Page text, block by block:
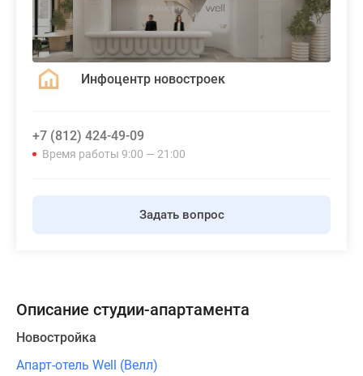
Инфоцентр новостроек
+7 (812) 424-49-09
Время работы 9:00 — 21:00
Задать вопрос
Описание студии-апартамента
Новостройка
Апарт-отель Well (Велл)